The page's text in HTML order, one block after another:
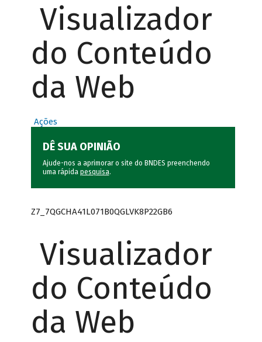
Visualizador
do Conteúdo
da Web
Ações
DÊ SUA OPINIÃO
Ajude-nos a aprimorar o site do BNDES preenchendo
uma rápida pesquisa.
Z7_7QGCHA41L071B0QGLVK8P22GB6
Visualizador
do Conteúdo
da Web